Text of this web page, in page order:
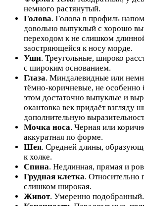
немного растянутый.
Голова. Голова в профиль
довольно выпуклый с хорошо
переходом к не слишком
заостряющейся к носу морде.
Уши. Треугольные, широко
с широким основанием.
Глаза. Миндалевидные или
тёмно-коричневые, не
этом достаточно выпуклые и
окантовка век придаёт взгляду
дополнительную
Мочка носа. Черная или
аккуратная по форме.
Шея. Средней длины,
к холке.
Спина. Недлинная, прямая и
Грудная клетка. Относительно
слишком широкая.
Живот. Умеренно подобранный.